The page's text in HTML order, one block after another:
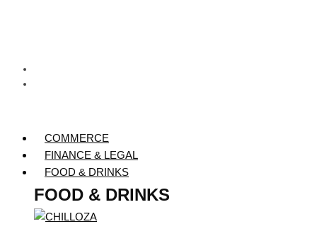
COMMERCE
FINANCE & LEGAL
FOOD & DRINKS
FOOD & DRINKS